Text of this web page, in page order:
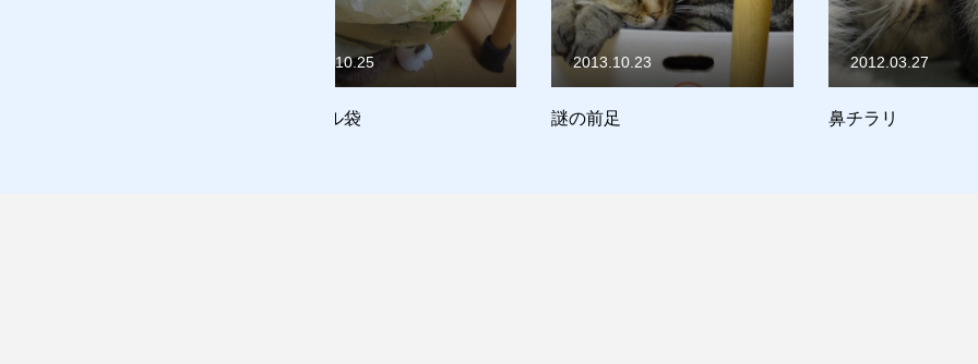
謎の前足
2013.10.23
鼻チラリ
2012.03.27
ココ日記